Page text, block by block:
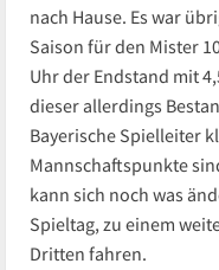
nach Hause. Es war
Saison für den Mister
Uhr der Endstand mit
dieser allerdings
Bayerische Spielleiter
Mannschaftspunkte
kann sich noch was
Spieltag, zu einem
Dritten fahren.